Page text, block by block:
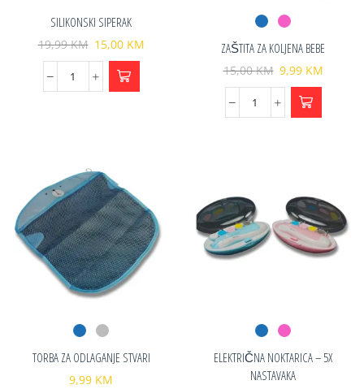
SILIKONSKI SIPERAK
19,99KM 15,00 KM ZAŠTITA ZA KOLJENA BEBE
15,00KM 9,99 KM
TORBA ZA ODLAGANJE STVARI
9,99 KM
ELEKTRIČNA NOKTARICA – 5X
NASTAVAKA